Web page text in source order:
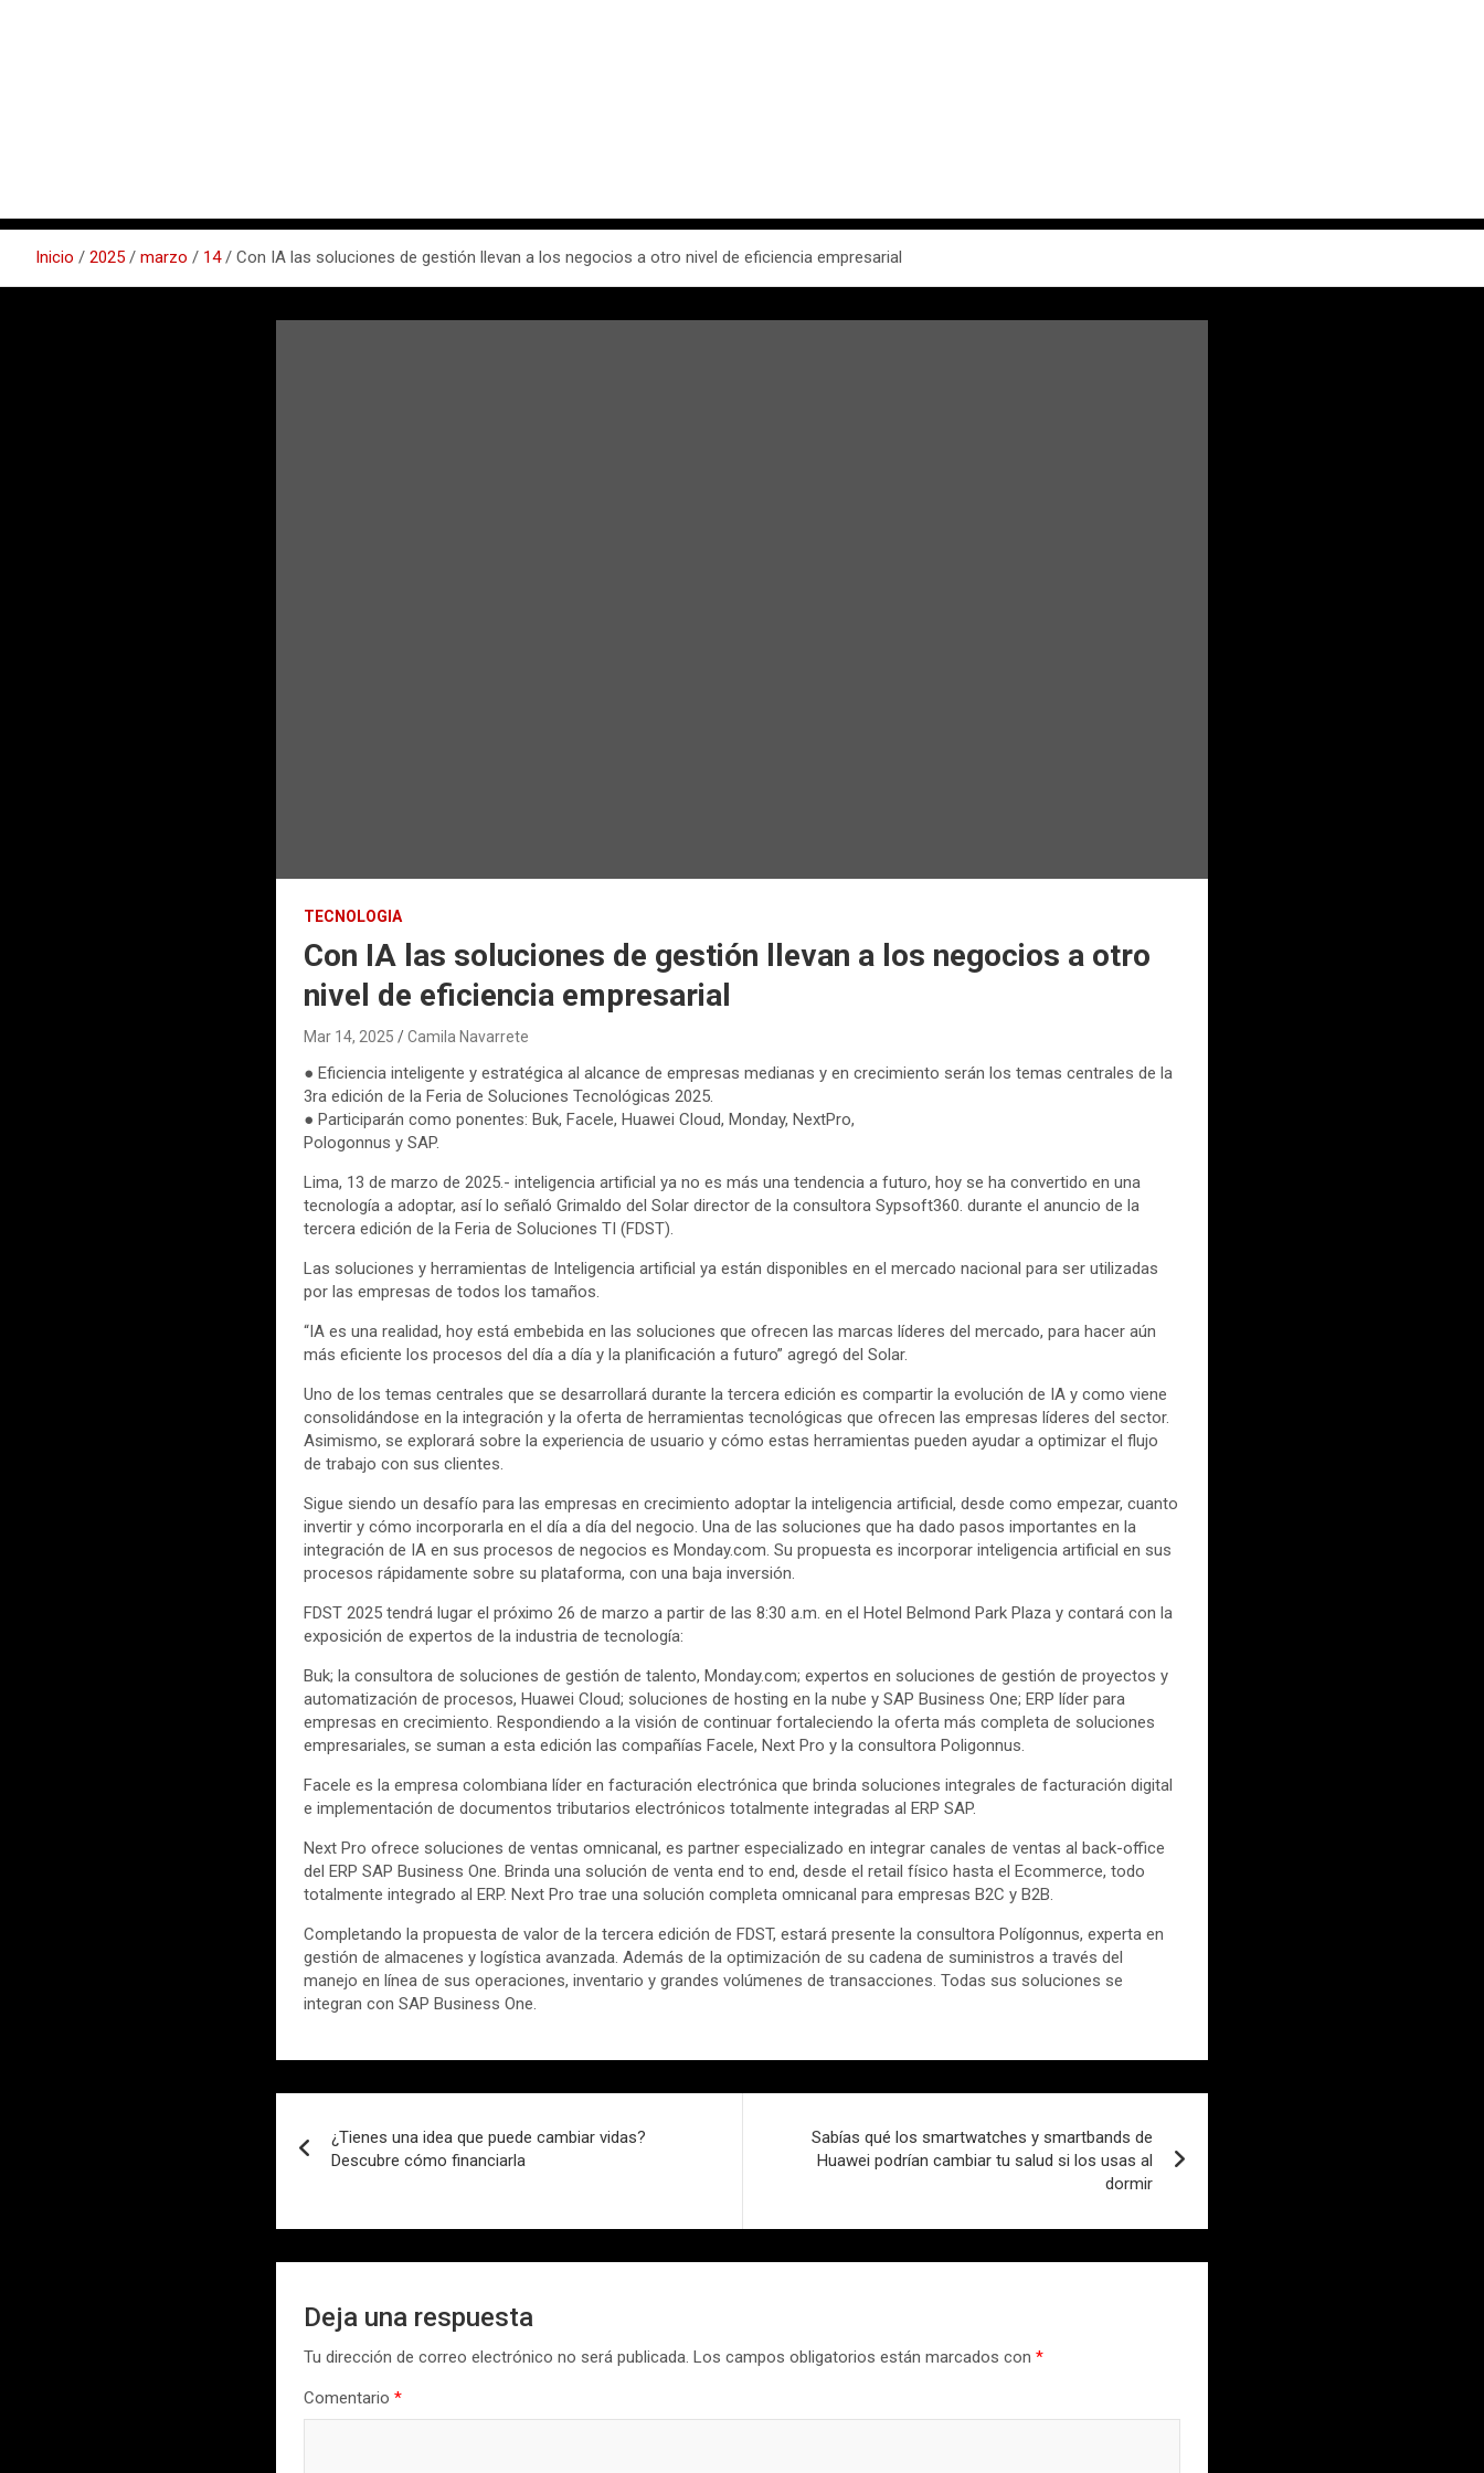
Inicio 2025 marzo 14 Con IA las soluciones de gestión llevan a los negocios a otro nivel de eficiencia empresarial
TECNOLOGIA
Con IA las soluciones de gestión llevan a los negocios a otro
nivel de eficiencia empresarial
Mar 14, 2025 Camila Navarrete
● Eficiencia inteligente y estratégica al alcance de empresas medianas y en crecimiento serán los temas centrales de la
3ra edición de la Feria de Soluciones Tecnológicas 2025.
● Participarán como ponentes: Buk, Facele, Huawei Cloud, Monday, NextPro,
Pologonnus y SAP.
Lima, 13 de marzo de 2025.- inteligencia artificial ya no es más una tendencia a futuro, hoy se ha convertido en una
tecnología a adoptar, así lo señaló Grimaldo del Solar director de la consultora Sypsoft360. durante el anuncio de la
tercera edición de la Feria de Soluciones TI (FDST).
Las soluciones y herramientas de Inteligencia artificial ya están disponibles en el mercado nacional para ser utilizadas
por las empresas de todos los tamaños.
“IA es una realidad, hoy está embebida en las soluciones que ofrecen las marcas líderes del mercado, para hacer aún
más eficiente los procesos del día a día y la planificación a futuro” agregó del Solar.
Uno de los temas centrales que se desarrollará durante la tercera edición es compartir la evolución de IA y como viene
consolidándose en la integración y la oferta de herramientas tecnológicas que ofrecen las empresas líderes del sector.
Asimismo, se explorará sobre la experiencia de usuario y cómo estas herramientas pueden ayudar a optimizar el flujo
de trabajo con sus clientes.
Sigue siendo un desafío para las empresas en crecimiento adoptar la inteligencia artificial, desde como empezar, cuanto
invertir y cómo incorporarla en el día a día del negocio. Una de las soluciones que ha dado pasos importantes en la
integración de IA en sus procesos de negocios es Monday.com. Su propuesta es incorporar inteligencia artificial en sus
procesos rápidamente sobre su plataforma, con una baja inversión.
FDST 2025 tendrá lugar el próximo 26 de marzo a partir de las 8:30 a.m. en el Hotel Belmond Park Plaza y contará con la
exposición de expertos de la industria de tecnología:
Buk; la consultora de soluciones de gestión de talento, Monday.com; expertos en soluciones de gestión de proyectos y
automatización de procesos, Huawei Cloud; soluciones de hosting en la nube y SAP Business One; ERP líder para
empresas en crecimiento. Respondiendo a la visión de continuar fortaleciendo la oferta más completa de soluciones
empresariales, se suman a esta edición las compañías Facele, Next Pro y la consultora Poligonnus.
Facele es la empresa colombiana líder en facturación electrónica que brinda soluciones integrales de facturación digital
e implementación de documentos tributarios electrónicos totalmente integradas al ERP SAP.
Next Pro ofrece soluciones de ventas omnicanal, es partner especializado en integrar canales de ventas al back-office
del ERP SAP Business One. Brinda una solución de venta end to end, desde el retail físico hasta el Ecommerce, todo
totalmente integrado al ERP. Next Pro trae una solución completa omnicanal para empresas B2C y B2B.
Completando la propuesta de valor de la tercera edición de FDST, estará presente la consultora Polígonnus, experta en
gestión de almacenes y logística avanzada. Además de la optimización de su cadena de suministros a través del
manejo en línea de sus operaciones, inventario y grandes volúmenes de transacciones. Todas sus soluciones se
integran con SAP Business One.
de
¿Tienes una idea que puede cambiar vidas?
Descubre cómo financiarla
Sabías qué los smartwatches y smartbands de
Huawei podrían cambiar tu salud si los usas al
dormir
Deja una respuesta
Tu dirección de correo electrónico no será publicada. Los campos obligatorios están marcados con*
Comentario*